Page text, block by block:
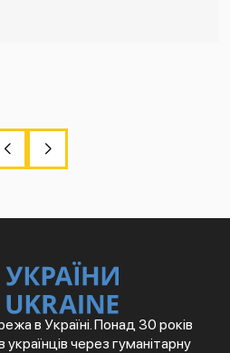
в Україні. Понад 30 років
через гуманітарну